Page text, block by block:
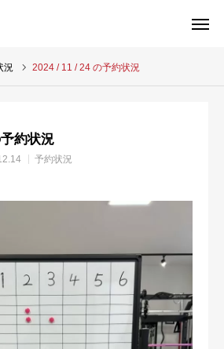
況 2024 / 11 / 24 の予約状況
約状況
予約状況